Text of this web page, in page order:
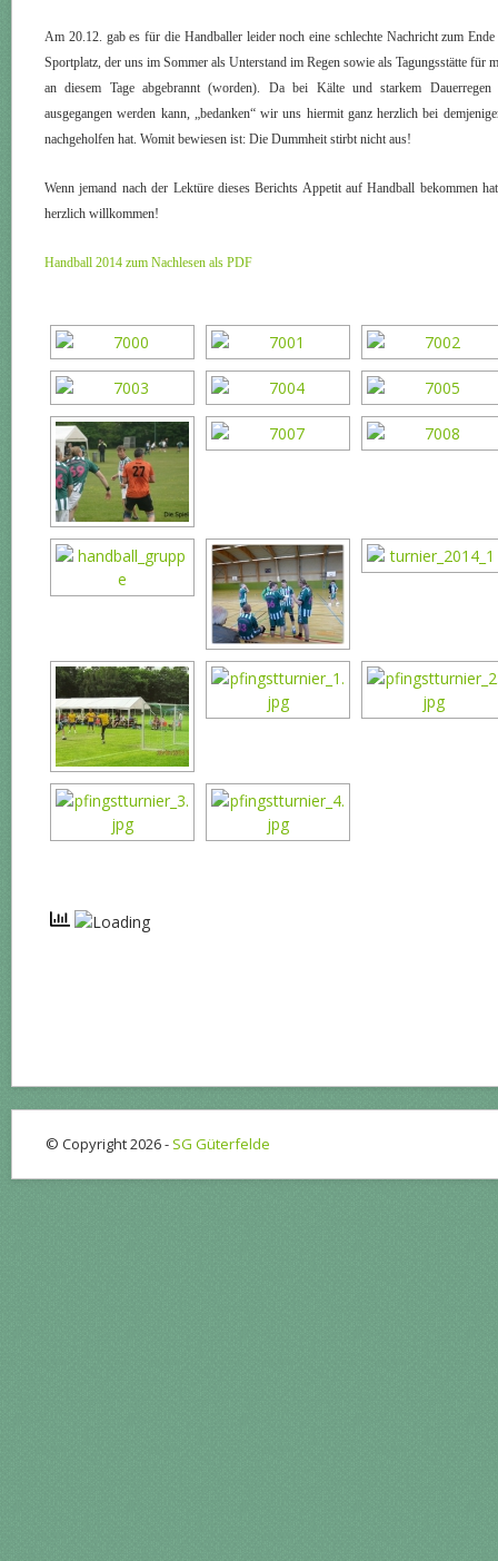
Am 20.12. gab es für die Handballer leider noch eine schlechte Nachricht zum
Sportplatz, der uns im Sommer als Unterstand im Regen sowie als Tagungsstätte für
an diesem Tage abgebrannt (worden). Da bei Kälte und starkem
ausgegangen werden kann, „bedanken“ wir uns hiermit ganz herzlich bei
nachgeholfen hat. Womit bewiesen ist: Die Dummheit stirbt nicht aus!
Wenn jemand nach der Lektüre dieses Berichts Appetit auf Handball bekommen
herzlich willkommen!
Handball 2014 zum Nachlesen als PDF
© Copyright 2026 - SG Güterfelde